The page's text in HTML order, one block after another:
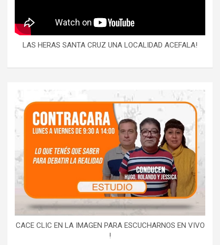
LAS HERAS SANTA CRUZ UNA LOCALIDAD ACEFALA!
CACE CLIC EN LA IMAGEN PARA ESCUCHARNOS EN VIVO
!